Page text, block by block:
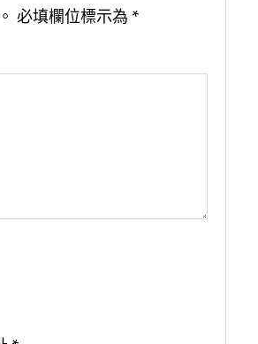
必填欄位標示為 *